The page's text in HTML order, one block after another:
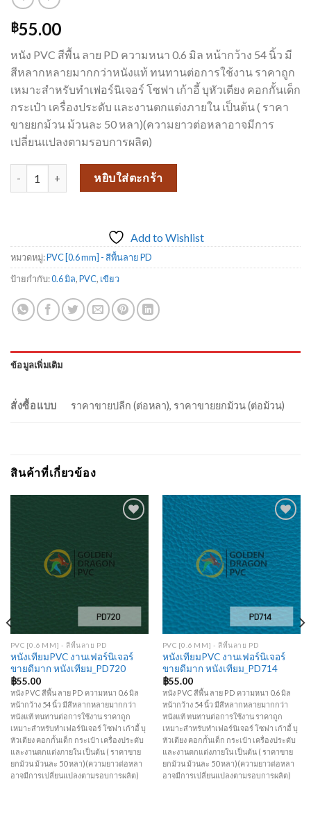
฿55.00
หนัง PVC สีพื้น ลาย PD ความหนา 0.6 มิล หน้ากว้าง 54 นิ้ว มี
สีหลากหลายมากกว่าหนังแท้ ทนทานต่อการใช้งาน ราคาถูก
เหมาะสำหรับทำเฟอร์นิเจอร์ โซฟา เก้าอี้ บุหัวเตียง คอกกั้นเด็ก
กระเป๋า เครื่องประดับ และงานตกแต่งภายใน เป็นต้น ( ราคา
ขายยกม้วน ม้วนละ 50 หลา)(ความยาวต่อหลาอาจมีการ
เปลี่ยนแปลงตามรอบการผลิต)
จำนวน หนังเทียมPVC งานเฟอร์นิเจอร์ ขายดีมาก หนังเทียม_PD147 ชิ้น
หยิบใส่ตะกร้า
Add to Wishlist
หมวดหมู่:PVC [0.6 mm] - สีพื้นลาย PD
ป้ายกำกับ:0.6 มิล,PVC, เขียว
ข้อมูลเพิ่มเติม
สั่งซื้อแบบ ราคาขายปลีก (ต่อหลา), ราคาขายยกม้วน (ต่อม้วน)
สินค้าที่เกี่ยวข้อง
Wishlist
PVC [0.6 MM] - สีพื้นลาย PD
หนังเทียมPVC งานเฟอร์นิเจอร์
ขายดีมาก หนังเทียม_PD720
฿55.00
หนัง PVC สีพื้น ลาย PD ความหนา 0.6 มิล
หน้ากว้าง 54 นิ้ว มีสีหลากหลายมากกว่า
หนังแท้ ทนทานต่อการใช้งาน ราคาถูก
เหมาะสำหรับทำเฟอร์นิเจอร์ โซฟา เก้าอี้ บุ
หัวเตียง คอกกั้นเด็ก กระเป๋า เครื่องประดับ
และงานตกแต่งภายใน เป็นต้น ( ราคาขาย
ยกม้วน ม้วนละ 50 หลา)(ความยาวต่อหลา
อาจมีการเปลี่ยนแปลงตามรอบการผลิต)
Add to
Wishlist
PVC [0.6 MM] - สีพื้นลาย PD
หนังเทียมPVC งานเฟอร์นิเจอร์
ขายดีมาก หนังเทียม_PD714
฿55.00
หนัง PVC สีพื้น ลาย PD ความหนา 0.6 มิล
หน้ากว้าง 54 นิ้ว มีสีหลากหลายมากกว่า
หนังแท้ ทนทานต่อการใช้งาน ราคาถูก
เหมาะสำหรับทำเฟอร์นิเจอร์ โซฟา เก้าอี้ บุ
หัวเตียง คอกกั้นเด็ก กระเป๋า เครื่องประดับ
และงานตกแต่งภายใน เป็นต้น ( ราคาขาย
ยกม้วน ม้วนละ 50 หลา)(ความยาวต่อหลา
อาจมีการเปลี่ยนแปลงตามรอบการผลิต)